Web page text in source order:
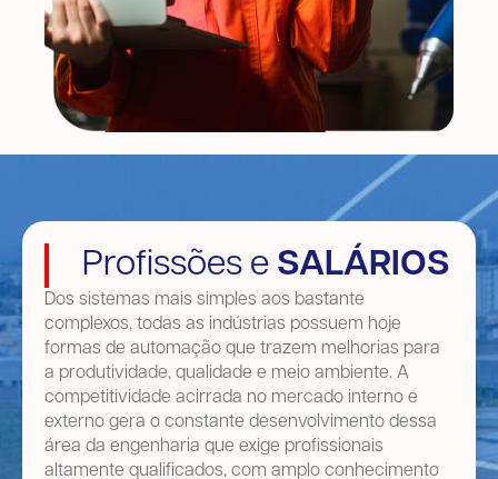
Profissões e SALÁRIOS
Dos sistemas mais simples aos bastante
complexos, todas as indústrias possuem hoje
formas de automação que trazem melhorias para
a produtividade, qualidade e meio ambiente. A
competitividade acirrada no mercado interno e
externo gera o constante desenvolvimento dessa
área da engenharia que exige profissionais
altamente qualificados, com amplo conhecimento